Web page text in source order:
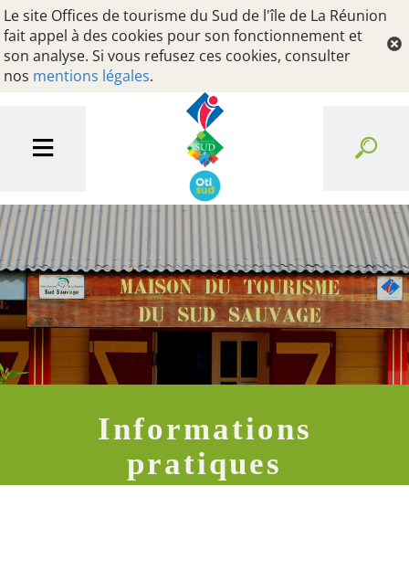
Le site Offices de tourisme du Sud de l'île de La Réunion
fait appel à des cookies pour son fonctionnement et
son analyse. Si vous refusez ces cookies, consulter
nos mentions légales.
Informations
pratiques